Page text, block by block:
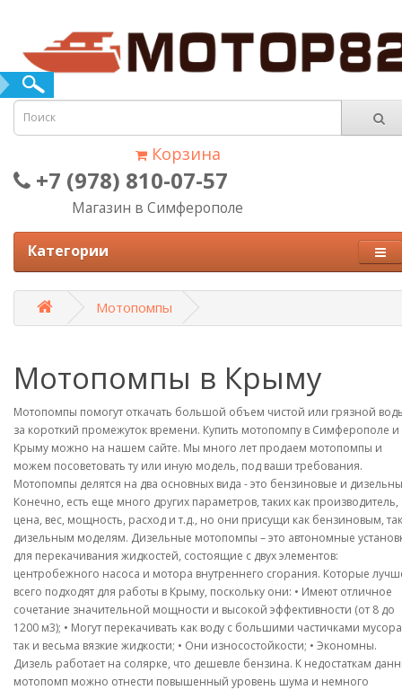
Корзина
+7 (978) 810-07-57
Магазин в Симферополе
Категории
Мотопомпы
Мотопомпы в Крыму
Мотопомпы помогут откачать большой объем чистой или грязной
за короткий промежуток времени. Купить мотопомпу в Симферополе и
Крыму можно на нашем сайте. Мы много лет продаем мотопомпы и
можем посоветовать ту или иную модель, под ваши требования.
Мотопомпы делятся на два основных вида - это бензиновые и
Конечно, есть еще много других параметров, таких как производитель,
цена, вес, мощность, расход и т.д., но они присущи как бензиновым,
дизельным моделям. Дизельные мотопомпы – это автономные
для перекачивания жидкостей, состоящие с двух элементов:
центробежного насоса и мотора внутреннего сгорания. Которые
всего подходят для работы в Крыму, поскольку они: • Имеют отличное
сочетание значительной мощности и высокой эффективности (от 8 до
1200 м3); • Могут перекачивать как воду с большими частичками
так и весьма вязкие жидкости; • Они износостойкости; • Экономны.
Дизель работает на солярке, что дешевле бензина. К недостаткам
мотопомп можно отнести повышенный уровень шума и немного